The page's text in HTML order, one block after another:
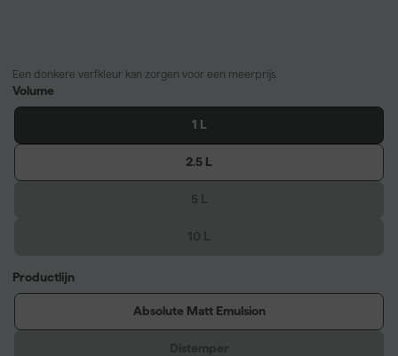
Een donkere verfkleur kan zorgen voor een meerprijs.
Volume
1 L
2.5 L
Productlijn
Absolute Matt Emulsion